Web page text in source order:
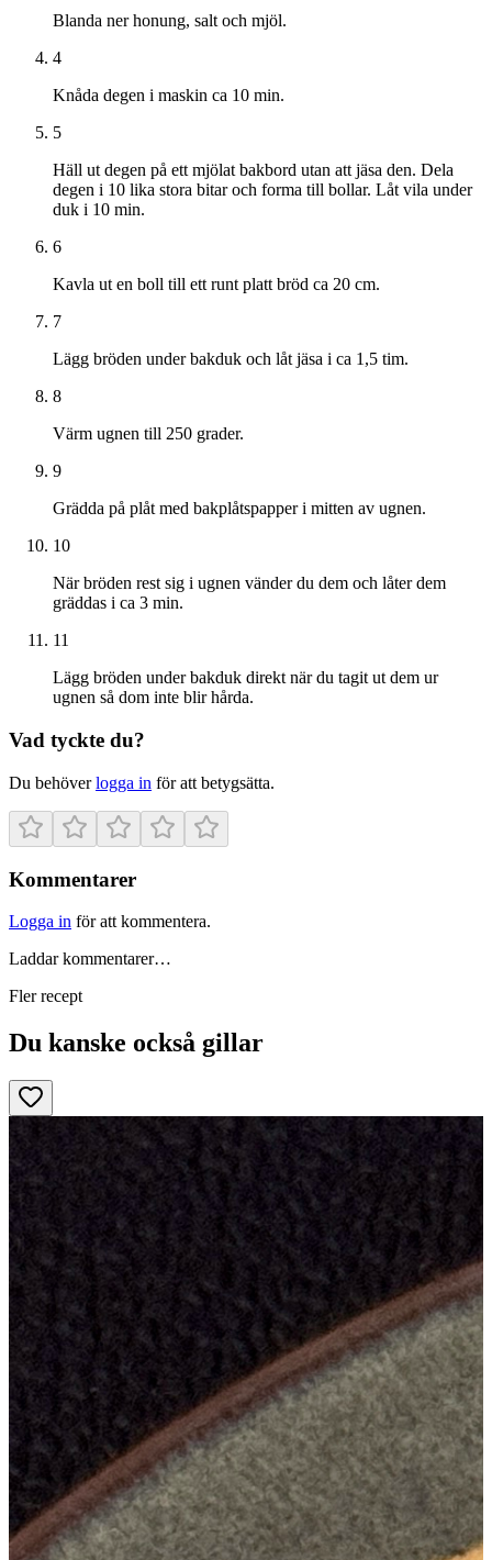
Blanda ner honung, salt och mjöl.
4
Knåda degen i maskin ca 10 min.
5
Häll ut degen på ett mjölat bakbord utan att jäsa den. Dela
degen i 10 lika stora bitar och forma till bollar. Låt vila under
duk i 10 min.
6
Kavla ut en boll till ett runt platt bröd ca 20 cm.
7
Lägg bröden under bakduk och låt jäsa i ca 1,5 tim.
8
Värm ugnen till 250 grader.
9
Grädda på plåt med bakplåtspapper i mitten av ugnen.
10
När bröden rest sig i ugnen vänder du dem och låter dem
gräddas i ca 3 min.
11
Lägg bröden under bakduk direkt när du tagit ut dem ur
ugnen så dom inte blir hårda.
Vad tyckte du?
Du behöverlogga in för att betygsätta.
Kommentarer
Logga in för att kommentera.
Laddar kommentarer…
Fler recept
Du kanske också gillar